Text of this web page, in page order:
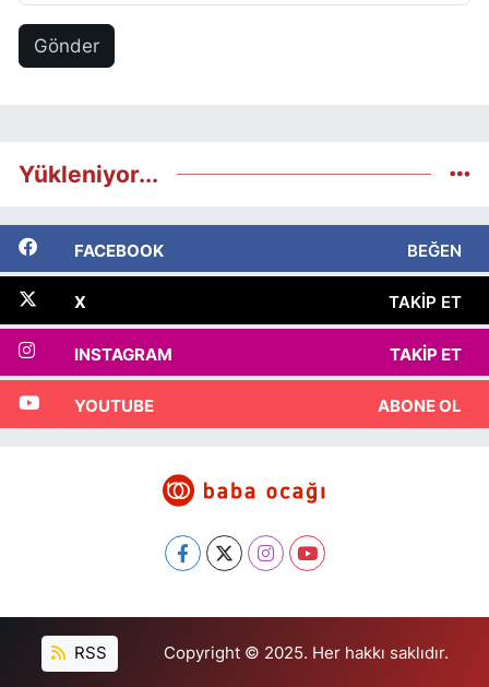
Gönder
Yükleniyor...
FACEBOOK BEĞEN
X TAKIP ET
INSTAGRAM TAKIP ET
YOUTUBE ABONE OL
RSS Copyright © 2025. Her hakkı saklıdır.